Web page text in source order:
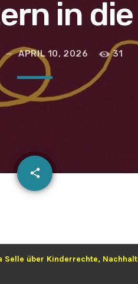
in die
APRIL 10, 2026 31
share
email